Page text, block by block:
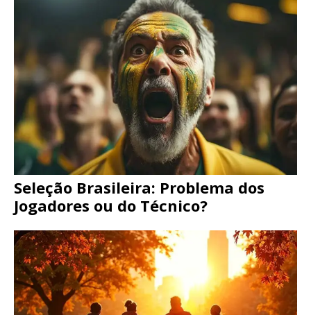
Seleção Brasileira: Problema dos
Jogadores ou do Técnico?